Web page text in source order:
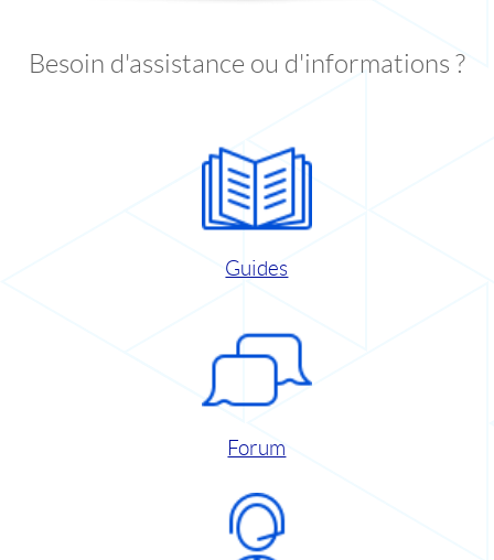
Besoin d'assistance ou d'informations ?
Guides
Forum